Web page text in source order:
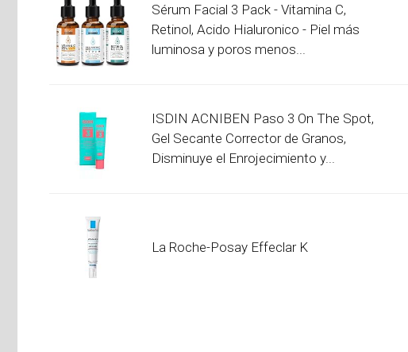
Sérum Facial 3 Pack - Vitamina C,
Retinol, Acido Hialuronico - Piel más
luminosa y poros menos...
ISDIN ACNIBEN Paso 3 On The Spot,
Gel Secante Corrector de Granos,
Disminuye el Enrojecimiento y...
La Roche-Posay Effeclar K